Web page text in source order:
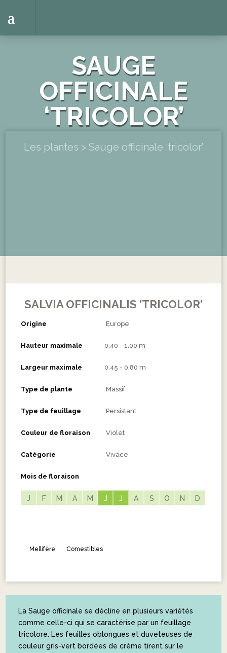
SAUGE
OFFICINALE
‘TRICOLOR’
Les plantes > Sauge officinale ‘tricolor’
SALVIA OFFICINALIS 'TRICOLOR'
Origine Europe
Hauteur maximale 0.40 - 1.00 m
Largeur maximale 0.45 - 0.80 m
Type de plante Massif
Type de feuillage Persistant
Couleur de floraison Violet
Catégorie Vivace
Mois de floraison
J F M A M J J A S O N D
J J
Mellifère Comestibles
La Sauge officinale se décline en plusieurs variétés
comme celle-ci qui se caractérise par un feuillage
tricolore. Les feuilles oblongues et duveteuses de
couleur gris-vert bordées de crème tirent sur le